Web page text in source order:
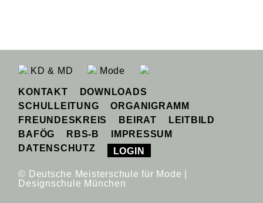
KD & MD Mode
KONTAKT
DOWNLOADS
SCHULLEITUNG
ORGANIGRAMM
FREUNDESKREIS
BEIRAT
LEITBILD
BAFÖG
RBS-B
IMPRESSUM
DATENSCHUTZ
LOGIN
© Deutsche Meisterschule für Mode |
Designschule München